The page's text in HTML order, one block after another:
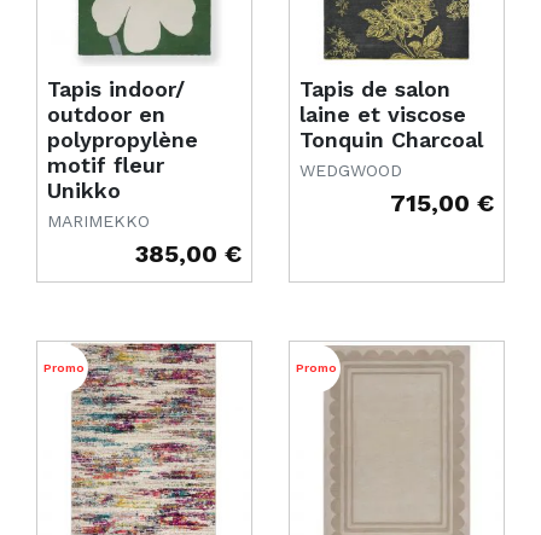
Tapis indoor/
outdoor en
polypropylène
motif fleur
Unikko
MARIMEKKO
385,00 €
Tapis de salon
laine et viscose
Tonquin Charcoal
WEDGWOOD
715,00 €
Promo Promo